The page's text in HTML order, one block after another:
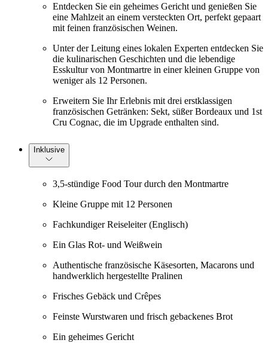
Entdecken Sie ein geheimes Gericht und genießen Sie
eine Mahlzeit an einem versteckten Ort, perfekt gepaart
mit feinen französischen Weinen.
Unter der Leitung eines lokalen Experten entdecken Sie
die kulinarischen Geschichten und die lebendige
Esskultur von Montmartre in einer kleinen Gruppe von
weniger als 12 Personen.
Erweitern Sie Ihr Erlebnis mit drei erstklassigen
französischen Getränken: Sekt, süßer Bordeaux und 1st
Cru Cognac, die im Upgrade enthalten sind.
Inklusive
3,5-stündige Food Tour durch den Montmartre
Kleine Gruppe mit 12 Personen
Fachkundiger Reiseleiter (Englisch)
Ein Glas Rot- und Weißwein
Authentische französische Käsesorten, Macarons und
handwerklich hergestellte Pralinen
Frisches Gebäck und Crêpes
Feinste Wurstwaren und frisch gebackenes Brot
Ein geheimes Gericht